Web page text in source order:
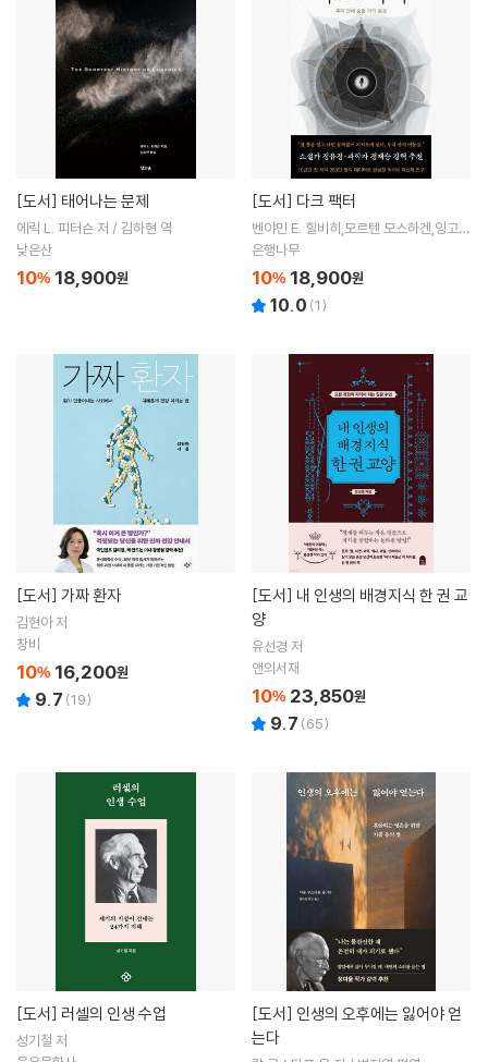
[도서] 태어나는 문제
에릭 L. 피터슨 저 / 김하현 역
낮은산
10% 18,900원
[도서] 다크 팩터
벤야민 E. 힐비히,모르텐 모스하겐,잉고
제틀러 저 / 박규호 역
은행나무
10% 18,900원
10.0 (1)
[도서] 가짜 환자
김현아 저
창비
10% 16,200원
9.7 (19)
[도서]
양
유선경 저
앤의서재
10% 23,850원
9.7 (65)
[도서] 러셀의 인생 수업
성기철 저
[도서]
는다